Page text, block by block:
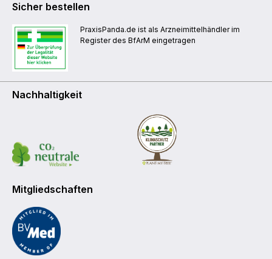
Sicher bestellen
PraxisPanda.de ist als Arzneimittelhändler im
Register des BfArM eingetragen
Nachhaltigkeit
Mitgliedschaften